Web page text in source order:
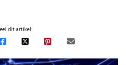
dit artikel: